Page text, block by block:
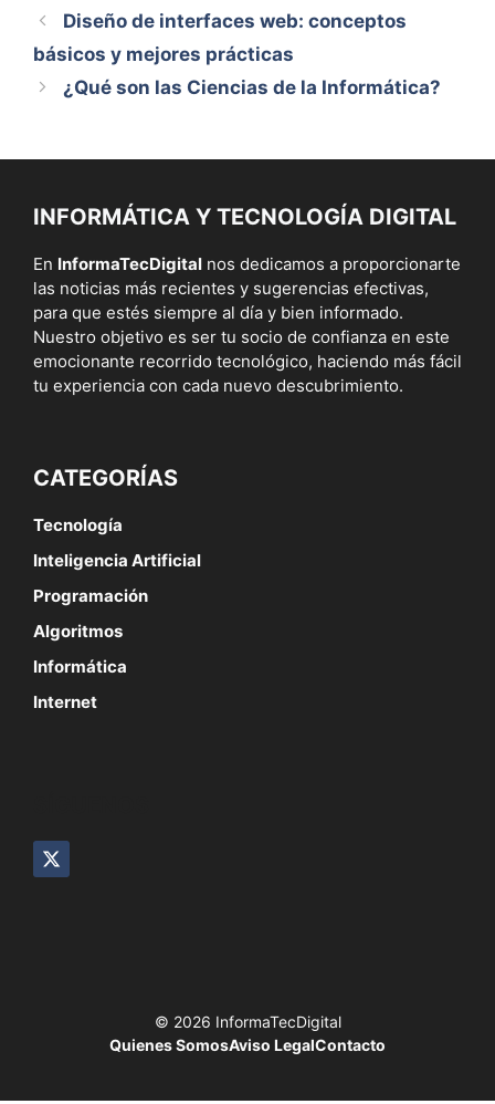
Diseño de interfaces web: conceptos
básicos y mejores prácticas
¿Qué son las Ciencias de la Informática?
INFORMÁTICA Y TECNOLOGÍA DIGITAL
En InformaTecDigital nos dedicamos a proporcionarte
las noticias más recientes y sugerencias efectivas,
para que estés siempre al día y bien informado.
Nuestro objetivo es ser tu socio de confianza en este
emocionante recorrido tecnológico, haciendo más fácil
tu experiencia con cada nuevo descubrimiento.
CATEGORÍAS
Tecnología
Inteligencia Artificial
Programación
Algoritmos
Informática
Internet
© 2026 InformaTecDigital
Quienes SomosAviso LegalContacto